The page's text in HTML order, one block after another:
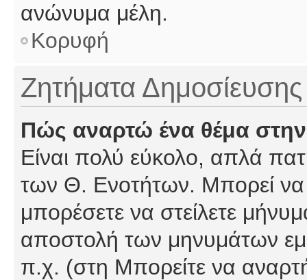
ανώνυμα μέλη.
Κορυφή
Ζητήματα Δημοσίευσης
Πώς αναρτώ ένα θέμα
Είναι πολύ εύκολο, απλά
των Θ. Ενοτήτων. Μπορεί να
μπορέσετε να στείλετε
αποστολή των μηνυμάτων
π.χ. (στη Μπορείτε να